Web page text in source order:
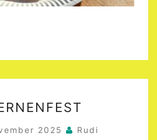
2025 Rudi